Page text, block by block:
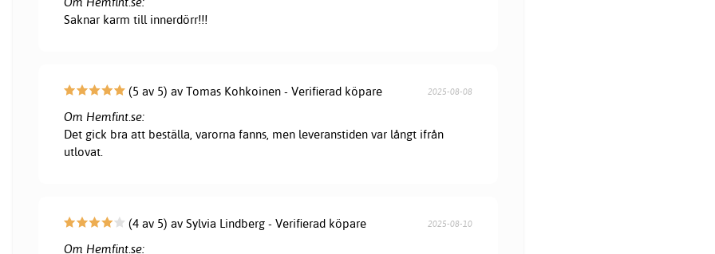
Saknar karm till innerdörr!!!
(5 av 5) av Tomas Kohkoinen - Verifierad köpare 2025-08-08
Om Hemfint.se:
Det gick bra att beställa, varorna fanns, men leveranstiden var långt ifrån
utlovat.
(4 av 5) av Sylvia Lindberg - Verifierad köpare 2025-08-10
Om Hemfint.se: